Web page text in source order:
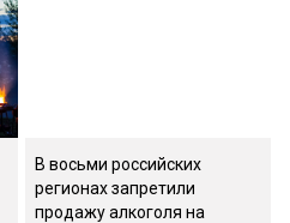
В восьми российских
регионах запретили
продажу алкоголя на